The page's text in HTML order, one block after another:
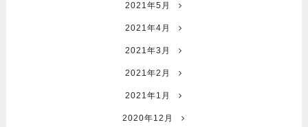
2021年5月
2021年4月
2021年3月
2021年2月
2021年1月
2020年12月